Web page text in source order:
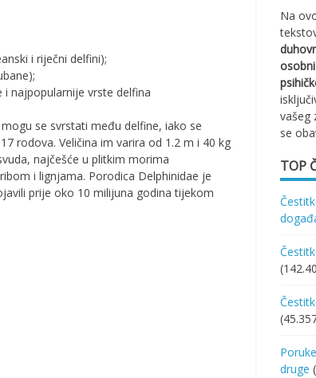
i riječni delfini);
najpopularnije vrste delfina
se svrstati među delfine, iako se
rodova. Veličina im varira od 1.2 m i 40 kg
najčešće u plitkim morima
i lignjama. Porodica Delphinidae je
prije oko 10 milijuna godina tijekom
Na
vašeg
se
TOP
druge